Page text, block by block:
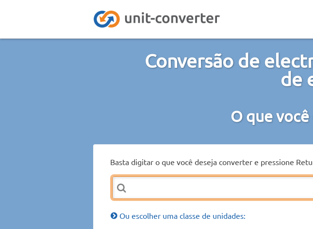
Conversão de
de
O que
Basta digitar o que você deseja converter e pressione
Ou escolher uma classe de unidades: